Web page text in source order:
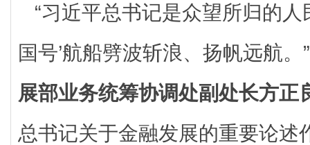
“习近平总书记是众望所归的人
国号’航船劈波斩浪、扬帆远航。”
展部业务统筹协调处副处长方正
总书记关于金融发展的重要论述